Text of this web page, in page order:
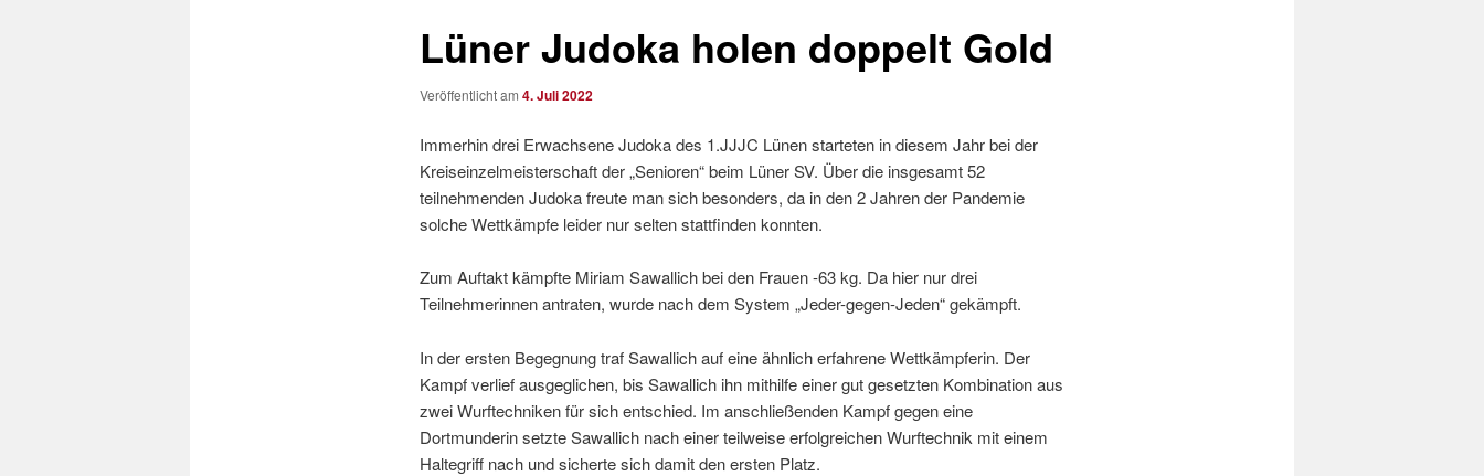
Lüner Judoka holen doppelt Gold
Veröffentlicht am 4. Juli 2022
Immerhin drei Erwachsene Judoka des 1.JJJC Lünen starteten in diesem Jahr bei der
Kreiseinzelmeisterschaft der „Senioren“ beim Lüner SV. Über die insgesamt 52
teilnehmenden Judoka freute man sich besonders, da in den 2 Jahren der Pandemie
solche Wettkämpfe leider nur selten stattfinden konnten.
Zum Auftakt kämpfte Miriam Sawallich bei den Frauen -63 kg. Da hier nur drei
Teilnehmerinnen antraten, wurde nach dem System „Jeder-gegen-Jeden“ gekämpft.
In der ersten Begegnung traf Sawallich auf eine ähnlich erfahrene Wettkämpferin. Der
Kampf verlief ausgeglichen, bis Sawallich ihn mithilfe einer gut gesetzten Kombination aus
zwei Wurftechniken für sich entschied. Im anschließenden Kampf gegen eine
Dortmunderin setzte Sawallich nach einer teilweise erfolgreichen Wurftechnik mit einem
Haltegriff nach und sicherte sich damit den ersten Platz.